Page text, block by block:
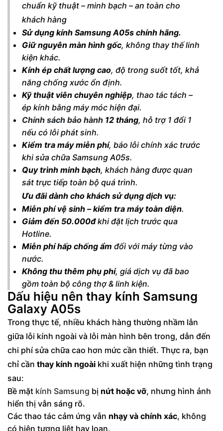
chuẩn kỹ thuật – minh bạch – an toàn cho
khách hàng
Sử dụng kính Samsung A05s chính hãng.
Giữ nguyên màn hình gốc, không thay thế linh
kiện khác.
Kính ép chất lượng cao, độ trong suốt tốt, khả
năng chống xước ổn định.
Kỹ thuật viên chuyên nghiệp, thao tác tách –
ép kính bằng máy móc hiện đại.
Chính sách bảo hành 12 tháng, hỗ trợ 1 đổi 1
nếu có lỗi phát sinh.
Kiểm tra máy miễn phí, báo lỗi chính xác trước
khi sửa chữa Samsung A05s.
Quy trình minh bạch, khách hàng được quan
sát trực tiếp toàn bộ quá trình.
Ưu đãi dành cho khách sử dụng dịch vụ:
Miễn phí vệ sinh – kiểm tra máy toàn diện.
Giảm đến 50.000đkhi đặt lịch trước qua
Hotline.
Miễn phí hấp chống ẩm đối với máy từng vào
nước.
Không thu thêm phụ phí, giá dịch vụ đã bao
gồm toàn bộ công thợ & linh kiện.
Dấu hiệu nên thay kính Samsung
Galaxy A05s
Trong thực tế, nhiều khách hàng thường nhầm lẫn
giữa lỗi kính ngoài và lỗi màn hình bên trong, dẫn đến
chi phí sửa chữa cao hơn mức cần thiết. Thực ra, bạn
chỉ cần thay kính ngoài khi xuất hiện những tình trạng
sau:
Bề mặt kính Samsung bị nứt hoặc vỡ, nhưng hình ảnh
hiển thị vẫn sáng rõ.
Các thao tác cảm ứng vẫn nhạy và chính xác, không
có hiện tượng liệt hay loạn.